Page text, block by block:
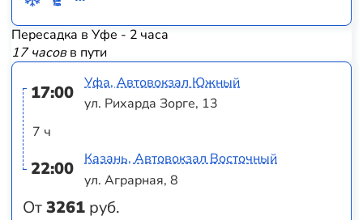
Пересадка в Уфе - 2 часа
17 часовв пути
17:00
7 ч
22:00
От3261 руб.
Уфа, Автовокзал Южный
ул. Рихарда Зорге, 13
Казань, Автовокзал Восточный
ул. Аграрная, 8